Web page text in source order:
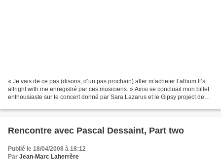
« Je vais de ce pas (disons, d’un pas prochain) aller m’acheter l’album It’s
allright with me enregistré par ces musiciens. » Ainsi se concluait mon billet
enthousiaste sur le concert donné par Sara Lazarus et le Gipsy project de
Rencontre avec Pascal Dessaint, Part two
Publié le 18/04/2008 à 18:12
Par Jean-Marc Laherrère